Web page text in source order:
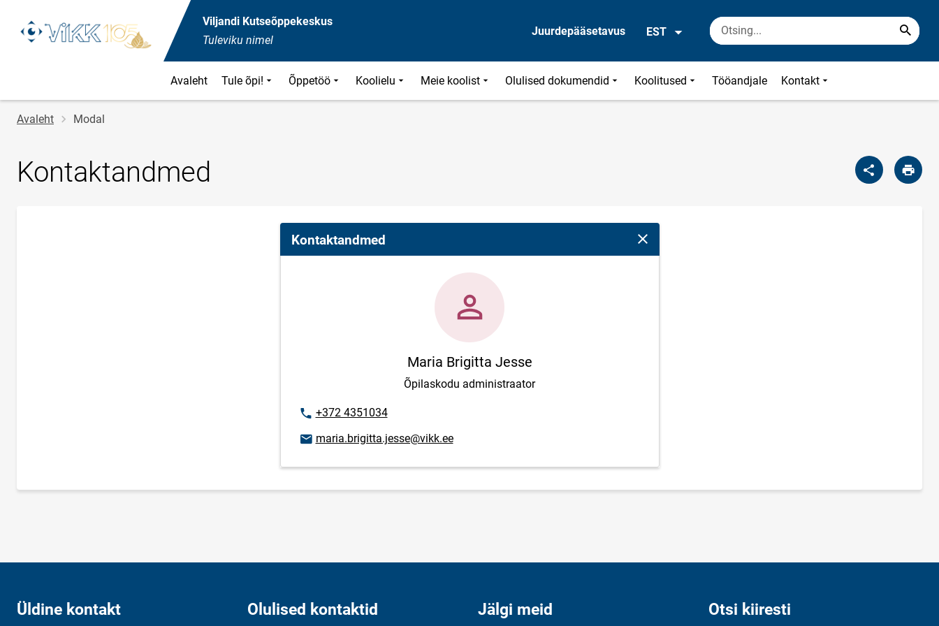
Viljandi Kutseõppekeskus
Tuleviku nimel
Juurdepääsetavus EST
Avaleht Tule õpi! Õppetöö Koolielu Meie koolist Olulised dokumendid Koolitused Tööandjale Kontakt
Jälglink
Avaleht Modal
Kontaktandmed
Kontaktandmed Sulge modaalaken
Maria Brigitta Jesse
Õpilaskodu administraator
Telefoninumber
+372 4351034
E-posti aadress
maria.brigitta.jesse@vikk.ee
Üldine kontakt Olulised kontaktid Jälgi meid Otsi kiiresti